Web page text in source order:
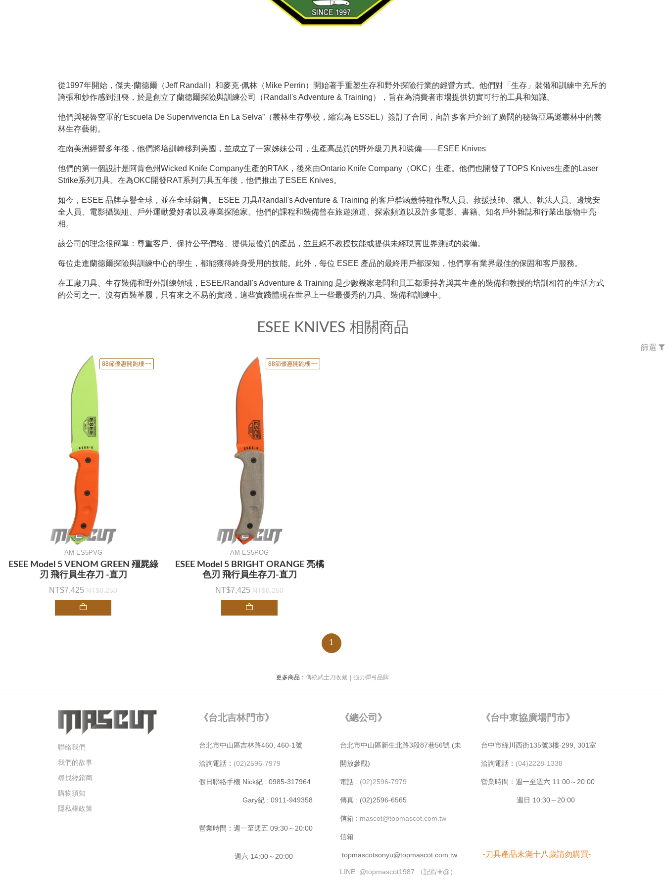
從1997年開始，傑夫·蘭德爾（Jeff Randall）和麥克·佩林（Mike Perrin）開始著手重塑生存和野外探險行業的經營方式。他們對「生存」裝備和訓練中充斥的
誇張和炒作感到沮喪，於是創立了蘭德爾探險與訓練公司（Randall's Adventure & Training），旨在為消費者市場提供切實可行的工具和知識。
他們與秘魯空軍的“Escuela De Supervivencia En La Selva”（叢林生存學校，縮寫為 ESSEL）簽訂了合同，向許多客戶介紹了廣闊的秘魯亞馬遜叢林中的叢
林生存藝術。
在南美洲經營多年後，他們將培訓轉移到美國，並成立了一家姊妹公司，生產高品質的野外級刀具和裝備——ESEE Knives
他們的第一個設計是阿肯色州Wicked Knife Company生產的RTAK，後來由Ontario Knife Company（OKC）生產。他們也開發了TOPS Knives生產的Laser
Strike系列刀具。在為OKC開發RAT系列刀具五年後，他們推出了ESEE Knives。
如今，ESEE 品牌享譽全球，並在全球銷售。 ESEE 刀具/Randall's Adventure & Training 的客戶群涵蓋特種作戰人員、救援技師、獵人、執法人員、邊境安
全人員、電影攝製組、戶外運動愛好者以及專業探險家。他們的課程和裝備曾在旅遊頻道、探索頻道以及許多電影、書籍、知名戶外雜誌和行業出版物中亮
相。
該公司的理念很簡單：尊重客戶、保持公平價格、提供最優質的產品，並且絕不教授技能或提供未經現實世界測試的裝備。
每位走進蘭德爾探險與訓練中心的學生，都能獲得終身受用的技能。此外，每位 ESEE 產品的最終用戶都深知，他們享有業界最佳的保固和客戶服務。
在工廠刀具、生存裝備和野外訓練領域，ESEE/Randall's Adventure & Training 是少數幾家老闆和員工都秉持著與其生產的裝備和教授的培訓相符的生活方式
的公司之一。沒有西裝革履，只有來之不易的實踐，這些實踐體現在世界上一些最優秀的刀具、裝備和訓練中。
ESEE KNIVES 相關商品
篩選
88節優惠開跑樓~~
AM-ES5PVG
ESEE Model 5 VENOM GREEN 殭屍綠
刃 飛行員生存刀 -直刀
7,425 8,250
88節優惠開跑樓~~
AM-ES5POG
ESEE Model 5 BRIGHT ORANGE 亮橘
色刃 飛行員生存刀-直刀
7,425 8,250
1
更多商品： 傳統武士刀收藏 ｜ 強力彈弓品牌
聯絡我們
我們的故事
尋找經銷商
購物須知
隱私權政策
《台北吉林門市》
台北市中⼭區吉林路460, 460-1號
洽詢電話： (02)2596-7979
假日聯絡手機 Nick紀 : 0985-317964
Gary紀 : 0911-949358
營業時間：週⼀⾄週五 09:30～20:00
週六 14:00～20:00
《總公司》
台北市中⼭區新⽣北路3段87巷56號 (未
開放參觀)
電話 : (02)2596-7979
傳真 : (02)2596-6565
信箱 : mascot@topmascot.com.tw
信箱
:topmascotsonyu@topmascot.com.tw
LINE :@topmascot1987 （記得➕@）
《台中東協廣場門市》
台中市綠川⻄街135號3樓-299, 301室
洽詢電話： (04)2228-1338
營業時間：週⼀⾄週六 11:00～20:00
週日 10:30～20:00
-刀具產品未滿十八歲請勿購買-